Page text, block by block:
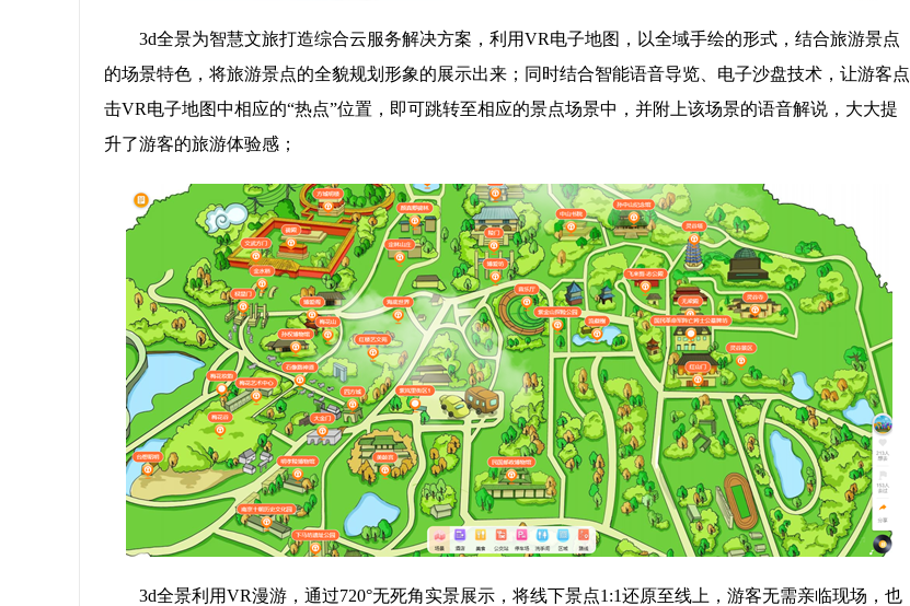
3d全景为智慧文旅打造综合云服务解决方案，利用VR电子地图，以全域手绘的形式，结合旅游景点
的场景特色，将旅游景点的全貌规划形象的展示出来；同时结合智能语音导览、电子沙盘技术，让游客点
击VR电子地图中相应的“热点”位置，即可跳转至相应的景点场景中，并附上该场景的语音解说，大大提
升了游客的旅游体验感；
3d全景利用VR漫游，通过720°无死角实景展示，将线下景点1:1还原至线上，游客无需亲临现场，也